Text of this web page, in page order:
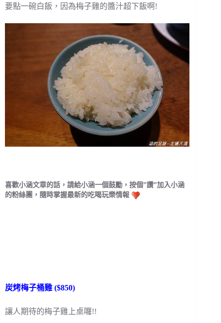
要點一碗白飯，因為梅子雞的醬汁超下飯啊!
喜歡小涵文章的話，請給小涵一個鼓勵，按個”讚”加入小涵
的粉絲團，隨時掌握最新的吃喝玩樂情報
炭烤梅子桶雞 ($850)
讓人期待的梅子雞上桌囉!!